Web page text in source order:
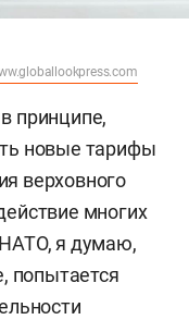
принципе,
новые тарифы
верховного
многих
я думаю,
попытается